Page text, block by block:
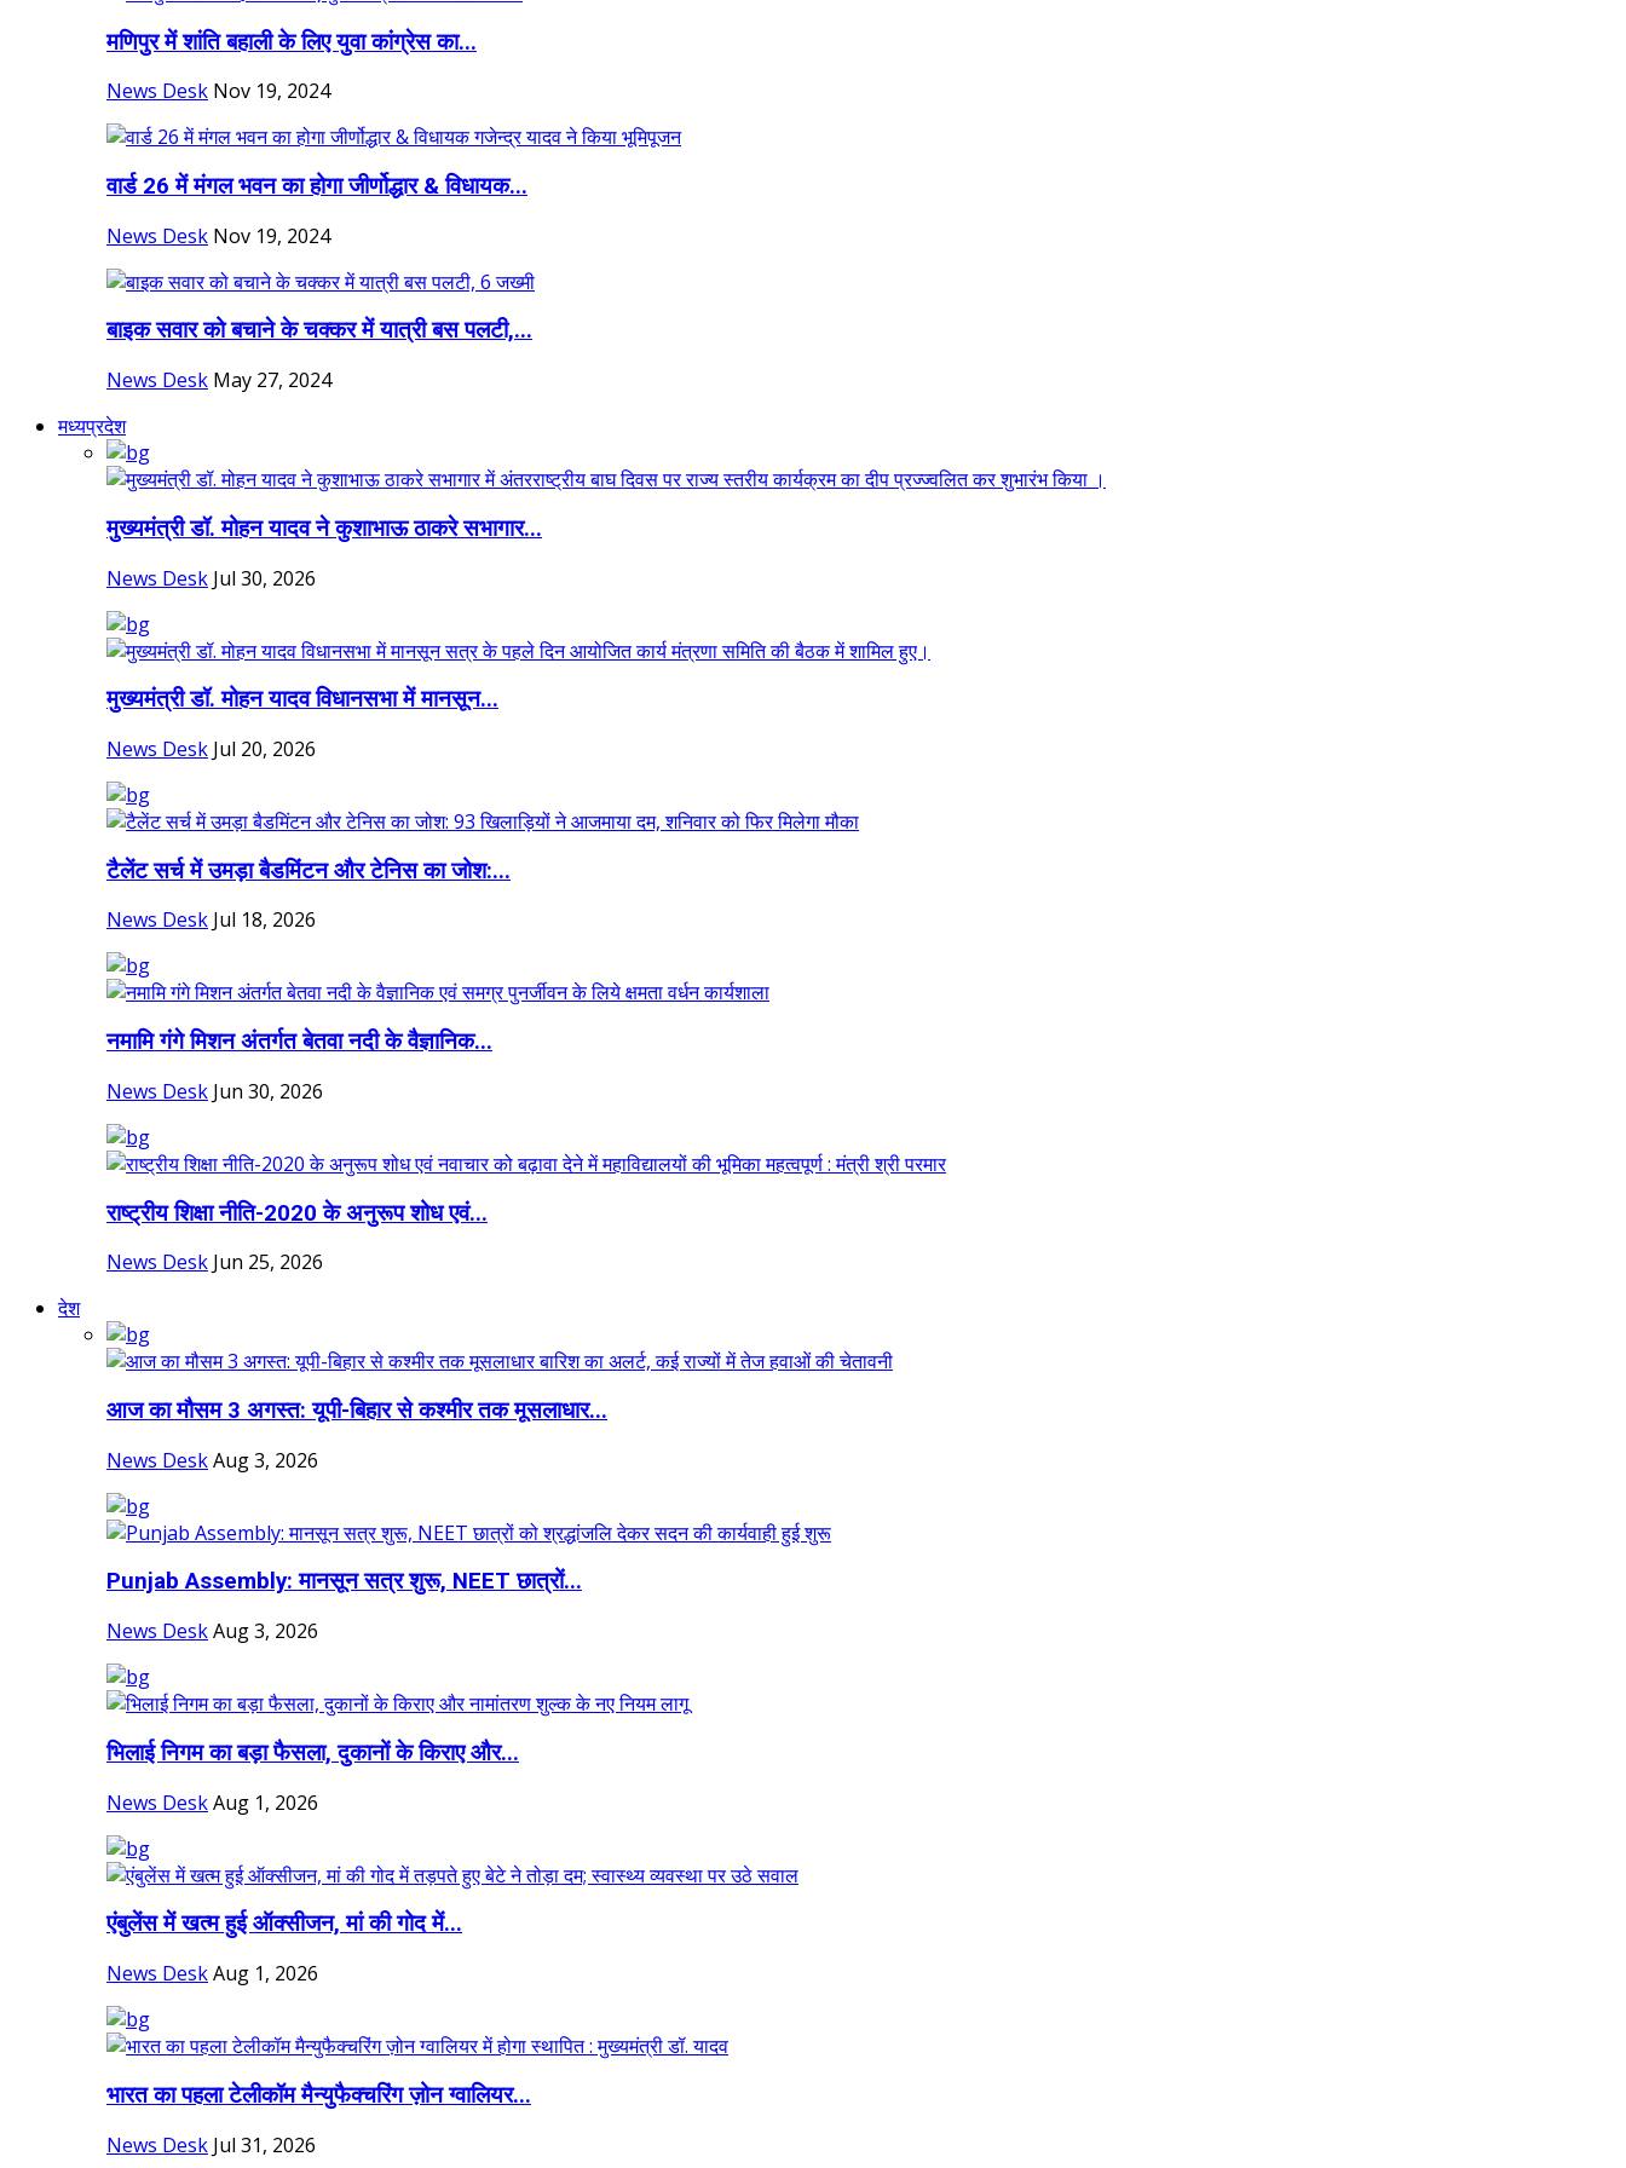
मणिपुर में शांति बहाली के लिए युवा कांग्रेस का...
News Desk Nov 19, 2024
वार्ड 26 में मंगल भवन का होगा जीर्णोद्धार & विधायक...
News Desk Nov 19, 2024
बाइक सवार को बचाने के चक्कर में यात्री बस पलटी,...
News Desk May 27, 2024
मध्यप्रदेश
मुख्यमंत्री डॉ. मोहन यादव ने कुशाभाऊ ठाकरे सभागार...
News Desk Jul 30, 2026
मुख्यमंत्री डॉ. मोहन यादव विधानसभा में मानसून...
News Desk Jul 20, 2026
टैलेंट सर्च में उमड़ा बैडमिंटन और टेनिस का जोश:...
News Desk Jul 18, 2026
नमामि गंगे मिशन अंतर्गत बेतवा नदी के वैज्ञानिक...
News Desk Jun 30, 2026
राष्ट्रीय शिक्षा नीति-2020 के अनुरूप शोध एवं...
News Desk Jun 25, 2026
देश
आज का मौसम 3 अगस्त: यूपी-बिहार से कश्मीर तक मूसलाधार...
News DeskAug 3, 2026
Punjab Assembly: मानसून सत्र शुरू, NEET छात्रों...
News DeskAug 3, 2026
भिलाई निगम का बड़ा फैसला, दुकानों के किराए और...
News DeskAug 1, 2026
एंबुलेंस में खत्म हुई ऑक्सीजन, मां की गोद में...
News DeskAug 1, 2026
भारत का पहला टेलीकॉम मैन्युफैक्चरिंग ज़ोन ग्वालियर...
News Desk Jul 31, 2026